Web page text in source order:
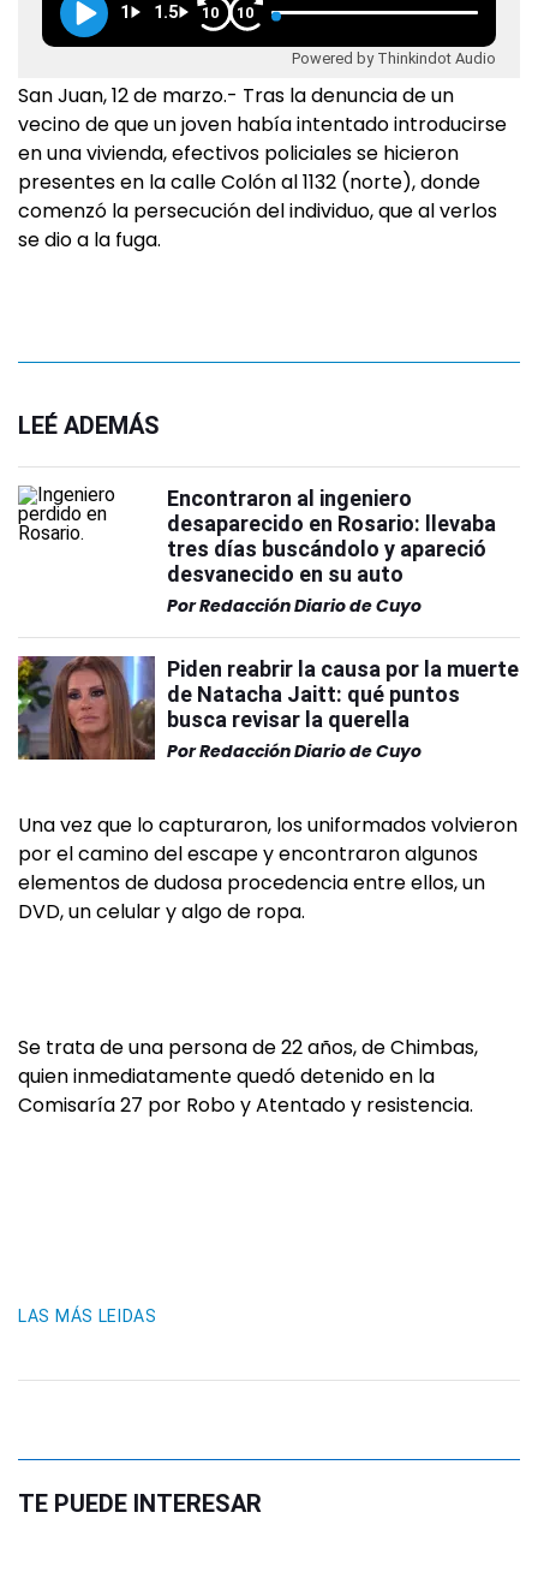
1 1.5 10 10
Powered by Thinkindot Audio
San Juan, 12 de marzo.- Tras la denuncia de un
vecino de que un joven había intentado introducirse
en una vivienda, efectivos policiales se hicieron
presentes en la calle Colón al 1132 (norte), donde
comenzó la persecución del individuo, que al verlos
se dio a la fuga.
LEÉ ADEMÁS
Encontraron al ingeniero
desaparecido en Rosario: llevaba
tres días buscándolo y apareció
desvanecido en su auto
PorRedacción Diario de Cuyo
Piden reabrir la causa por la muerte
de Natacha Jaitt: qué puntos
busca revisar la querella
PorRedacción Diario de Cuyo
Una vez que lo capturaron, los uniformados volvieron
por el camino del escape y encontraron algunos
elementos de dudosa procedencia entre ellos, un
DVD, un celular y algo de ropa.
Se trata de una persona de 22 años, de Chimbas,
quien inmediatamente quedó detenido en la
Comisaría 27 por Robo y Atentado y resistencia.
LAS MÁS LEIDAS
TE PUEDE INTERESAR